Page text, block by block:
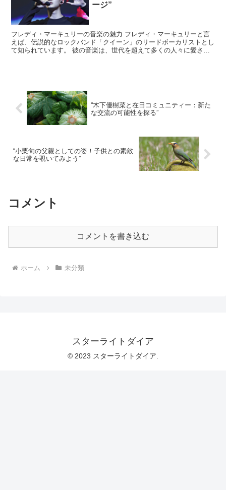
ージ”
フレディ・マーキュリーの音楽の魅力 フレディ・マーキュリーと言
えば、伝説的なロックバンド「クイーン」のリードボーカリストとし
て知られています。 彼の音楽は、世代を超えて多くの人々に愛され
“木下優樹菜と在日コミュニティー：新た
な交流の可能性を探る”
“小栗旬の父親としての姿！子供との素敵
な日常を覗いてみよう”
コメント
コメントを書き込む
ホーム 未分類
スターライトダイア
© 2023 スターライトダイア.